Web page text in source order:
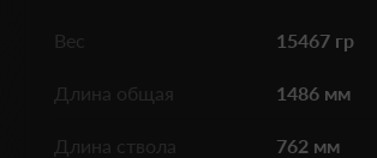
Вес 15467 гр
Длина общая 1486 мм
Длина ствола 762 мм